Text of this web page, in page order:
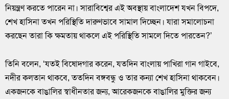
নিয়ন্ত্রণ করতে পারেন না। সারাবিশ্বের এই অবস্থায় বাংলাদেশ যখন বিপদে,
শেখ হাসিনা তখন পরিস্থিতি দারুণভাবে সামাল দিচ্ছেন। যারা সমালোচনা
করছেন তারা কি ক্ষমতায় থাকলে এই পরিস্থিতি সামলে দিতে পারতেন?’
তিনি বলেন, ‘যতই বিষোদগার করেন, যতদিন বাংলায় পাখিরা গান গাইবে,
নদীর কলতান থাকবে, ততদিন বঙ্গবন্ধু ও তার কন্যা শেখ হাসিনা থাকবেন।
একজনকে বাঙালির স্বাধীনতার জন্য, আরেকজনকে বাঙালির মুক্তির জন্য